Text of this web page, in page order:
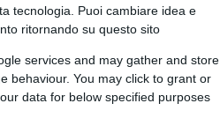
tecnologia. Puoi cambiare idea e
ritornando su questo sito
services and may gather and store
behaviour. You may click to grant or
data for below specified purposes
6.6k